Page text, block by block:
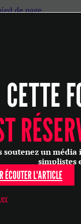
de page
CETTE
soutenez un
simplistes
ÉCOUTER L'ARTICLE